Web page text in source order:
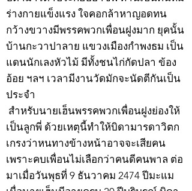
ร่างกายแข็งแรง ใจคอกล้าหาญอดทน
กว้างขวางมีพรรคพวกเพื่อนฝูงมาก ยุคนั้น
บ้านกะวาปาลาย แขวงเมืองกำพงธม เป็น
แดนนักเลงหัวไม้ มีทั้งชนไก่กัดปลา ข้อง
อ้อย ฯลฯ เวลามีงานวัดมักจะนัดตีกันเป็น
ประจำ
สำหรับนายเฮ็นพรรคพวกเพื่อนฝูงย่องให้
เป็นลูกพี่ ด้วยเหตุนี้ทำให้บิดามารดาวิตก
เกรงว่าหนทางข้างหน้าอาจจะเสียคน
เพราะคบเพื่อนไม่เลือกว่าคนดีคนพาล ต่อ
มาเมื่อวันพุธที่ 9 ธันวาคม 2474 ปีมะแม